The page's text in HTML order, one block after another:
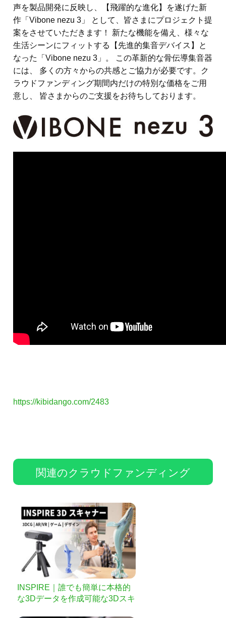
声を製品開発に反映し、【飛躍的な進化】を遂げた新
作「Vibone nezu 3」 として、皆さまにプロジェクト提
案をさせていただきます！ 新たな機能を備え、様々な
生活シーンにフィットする【先進的集音デバイス】と
なった「Vibone nezu 3」。 この革新的な骨伝導集音器
には、 多くの方々からの共感とご協力が必要です。ク
ラウドファンディング期間内だけの特別な価格をご用
意し、 皆さまからのご支援をお待ちしております。
https://kibidango.com/2483
関連のクラウドファンディング
INSPIRE｜誰でも簡単に本格的
な3Dデータを作成可能な3Dスキ